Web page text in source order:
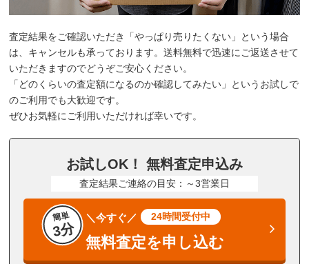
査定結果をご確認いただき「やっぱり売りたくない」という場合
は、キャンセルも承っております。送料無料で迅速にご返送させて
いただきますのでどうぞご安心ください。
「どのくらいの査定額になるのか確認してみたい」というお試しで
のご利用でも大歓迎です。
ぜひお気軽にご利用いただければ幸いです。
お試しOK！ 無料査定申込み
査定結果ご連絡の目安：～3営業日
簡単
3分
＼今すぐ／ 24時間受付中
無料査定を申し込む